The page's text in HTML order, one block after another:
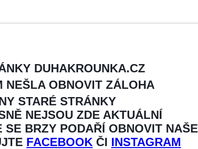
DUHAKROUNKA.CZ
NEŠLA OBNOVIT ZÁLOHA
STARÉ STRÁNKY
NEJSOU ZDE AKTUÁLNÍ
BRZY PODAŘÍ OBNOVIT NAŠE
FACEBOOK ČI INSTAGRAM